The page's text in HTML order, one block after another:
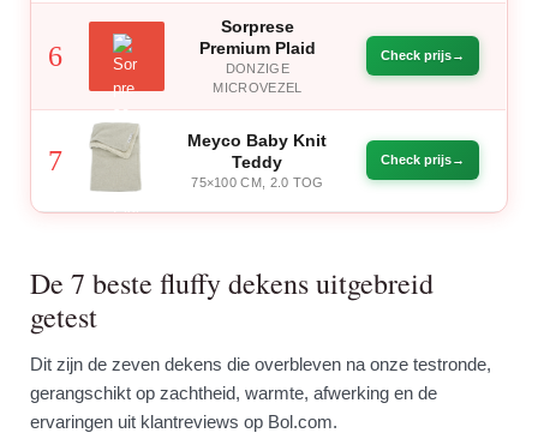
6
Sorprese
Premium Plaid
DONZIGE
MICROVEZEL
Check prijs
7
Meyco Baby Knit
Teddy
75×100 CM, 2.0 TOG
Check prijs
De 7 beste fluffy dekens uitgebreid
getest
Dit zijn de zeven dekens die overbleven na onze testronde,
gerangschikt op zachtheid, warmte, afwerking en de
ervaringen uit klantreviews op Bol.com.